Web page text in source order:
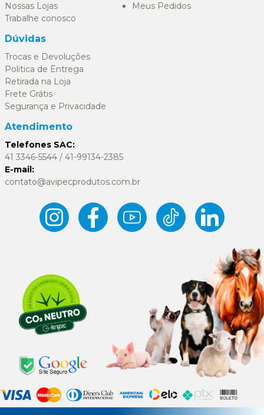
Nossas Lojas
Trabalhe conosco
Meus Pedidos
Dúvidas
Trocas e Devoluções
Politica de Entrega
Retirada na Loja
Frete Grátis
Segurança e Privacidade
Atendimento
Telefones SAC:
41 3346-5544 / 41-99134-2385
E-mail:
contato@avipecprodutos.com.br